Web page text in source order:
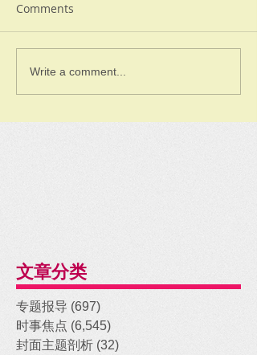
Comments
Write a comment...
文章分类
专题报导 (697)
时事焦点 (6,545)
封面主题剖析 (32)